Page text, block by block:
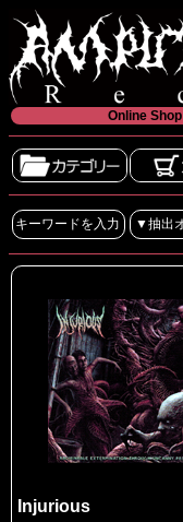
Online Shop
Injurious